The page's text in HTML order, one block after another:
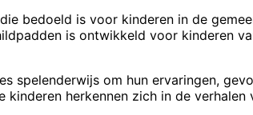
bedoeld is voor kinderen in de
is ontwikkeld voor kinderen
spelenderwijs om hun ervaringen,
kinderen herkennen zich in de